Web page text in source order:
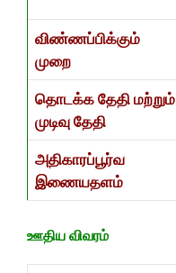
விண்ணப்பிக்கும்
முறை
தொடக்க தேதி மற்றும்
முடிவு தேதி
அதிகாரப்பூர்வ
இணையதளம்
ஊதிய விவரம்